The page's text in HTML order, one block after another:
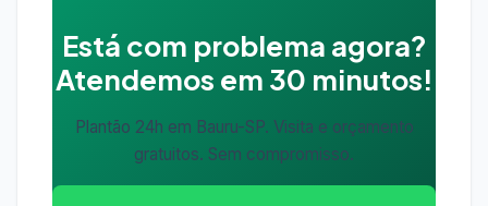
Está com problema agora?
Atendemos em 30 minutos!
Plantão 24h em Bauru-SP. Visita e orçamento
gratuitos. Sem compromisso.